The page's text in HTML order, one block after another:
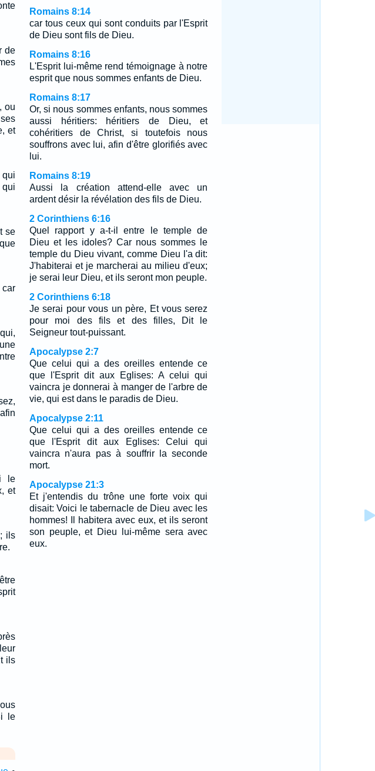
de
ou
et
qui
se
car
le
et
ils
ils
le
Romains 8:14
car tous ceux qui sont conduits par l'Esprit
de Dieu sont fils de Dieu.
Romains 8:16
L'Esprit lui-même rend témoignage à notre
esprit que nous sommes enfants de Dieu.
Romains 8:17
Or, si nous sommes enfants, nous sommes
aussi héritiers: héritiers de Dieu, et
cohéritiers de Christ, si toutefois nous
souffrons avec lui, afin d'être glorifiés avec
lui.
Romains 8:19
Aussi la création attend-elle avec un
ardent désir la révélation des fils de Dieu.
2 Corinthiens 6:16
Quel rapport y a-t-il entre le temple de
Dieu et les idoles? Car nous sommes le
temple du Dieu vivant, comme Dieu l'a dit:
J'habiterai et je marcherai au milieu d'eux;
je serai leur Dieu, et ils seront mon peuple.
2 Corinthiens 6:18
Je serai pour vous un père, Et vous serez
pour moi des fils et des filles, Dit le
Seigneur tout-puissant.
Apocalypse 2:7
Que celui qui a des oreilles entende ce
que l'Esprit dit aux Eglises: A celui qui
vaincra je donnerai à manger de l'arbre de
vie, qui est dans le paradis de Dieu.
Apocalypse 2:11
Que celui qui a des oreilles entende ce
que l'Esprit dit aux Eglises: Celui qui
vaincra n'aura pas à souffrir la seconde
mort.
Apocalypse 21:3
Et j'entendis du trône une forte voix qui
disait: Voici le tabernacle de Dieu avec les
hommes! Il habitera avec eux, et ils seront
son peuple, et Dieu lui-même sera avec
eux.